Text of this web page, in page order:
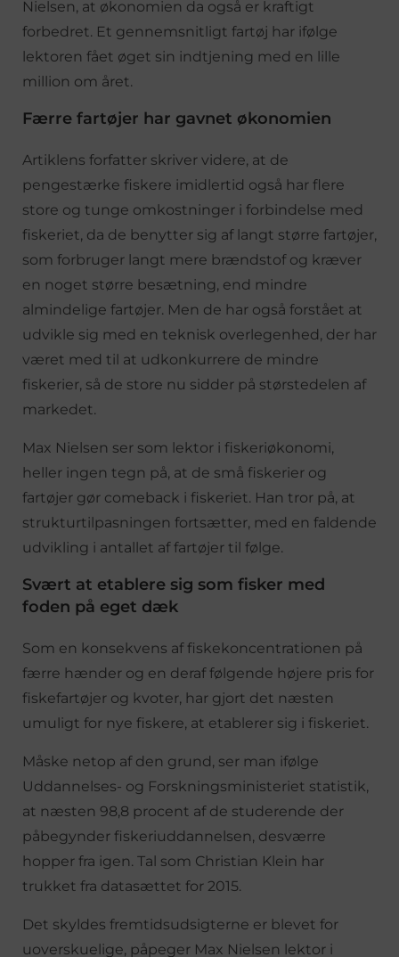
Nielsen, at økonomien da også er kraftigt
forbedret. Et gennemsnitligt fartøj har ifølge
lektoren fået øget sin indtjening med en lille
million om året.
Færre fartøjer har gavnet økonomien
Artiklens forfatter skriver videre, at de
pengestærke fiskere imidlertid også har flere
store og tunge omkostninger i forbindelse med
fiskeriet, da de benytter sig af langt større fartøjer,
som forbruger langt mere brændstof og kræver
en noget større besætning, end mindre
almindelige fartøjer. Men de har også forstået at
udvikle sig med en teknisk overlegenhed, der har
været med til at udkonkurrere de mindre
fiskerier, så de store nu sidder på størstedelen af
markedet.
Max Nielsen ser som lektor i fiskeriøkonomi,
heller ingen tegn på, at de små fiskerier og
fartøjer gør comeback i fiskeriet. Han tror på, at
strukturtilpasningen fortsætter, med en faldende
udvikling i antallet af fartøjer til følge.
Svært at etablere sig som fisker med
foden på eget dæk
Som en konsekvens af fiskekoncentrationen på
færre hænder og en deraf følgende højere pris for
fiskefartøjer og kvoter, har gjort det næsten
umuligt for nye fiskere, at etablerer sig i fiskeriet.
Måske netop af den grund, ser man ifølge
Uddannelses- og Forskningsministeriet statistik,
at næsten 98,8 procent af de studerende der
påbegynder fiskeriuddannelsen, desværre
hopper fra igen. Tal som Christian Klein har
trukket fra datasættet for 2015.
Det skyldes fremtidsudsigterne er blevet for
uoverskuelige, påpeger Max Nielsen lektor i